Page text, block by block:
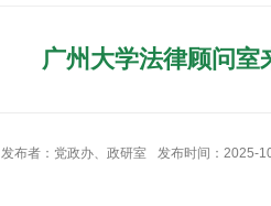
广州大学法律顾问室
发布者：党政办、政研室 发布时间：2025-